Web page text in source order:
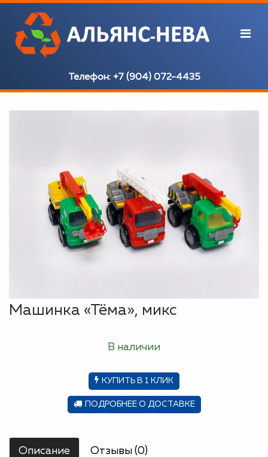
Телефон: +7 (904) 072-4435
Машинка «Тёма», микс
В наличии
КУПИТЬ В 1 КЛИК
ПОДРОБНЕЕ О ДОСТАВКЕ
Описание Отзывы (0)